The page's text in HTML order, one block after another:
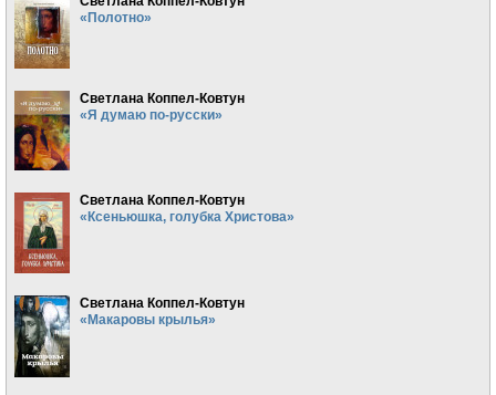
«Полотно»
Светлана Коппел-Ковтун
«Я думаю по-русски»
Светлана Коппел-Ковтун
«Ксеньюшка, голубка Христова»
Светлана Коппел-Ковтун
«Макаровы крылья»